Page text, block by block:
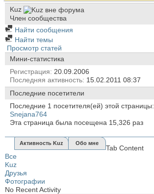
Kuz
Член сообщества
Найти сообщения
Найти темы
Просмотр статей
Мини-статистика
Регистрация
20.09.2006
Последняя активность 15.02.2011 08:37
Последние посетители
Последние 1 посетителя(ей) этой страницы:
Snejana764
Эта страница была посещена 15,326 раз
Активность Kuz Обо мне
Tab Content
Все
Kuz
Друзья
Фотографии
No Recent Activity